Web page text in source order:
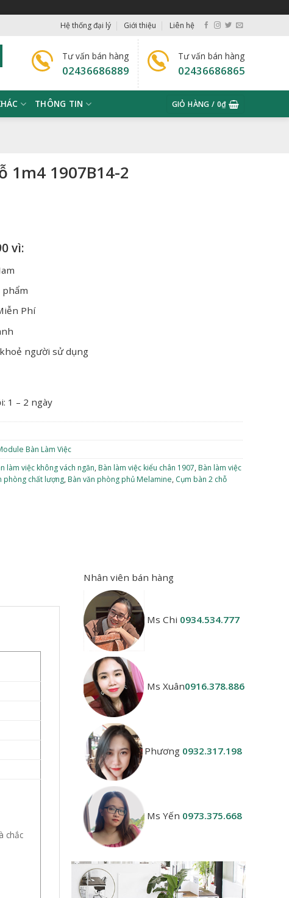
Hệ thống đại lý Giới thiệu Liên hệ
Tư vấn bán hàng
02436686889
Tư vấn bán hàng
02436686865
THÔNG TIN GIỎ HÀNG / 0₫
1m4 1907B14-2
vì:
phẩm
Phí
người sử dụng
1 – 2 ngày
Bàn Làm Việc
làm việc không vách ngăn, Bàn làm việc kiểu chân 1907, Bàn làm việc
phòng chất lượng, Bàn văn phòng phủ Melamine, Cụm bàn 2 chỗ
chắc
Nhân viên bán hàng
Ms Chi 0934.534.777
Ms Xuân0916.378.886
Phương 0932.317.198
Ms Yến 0973.375.668